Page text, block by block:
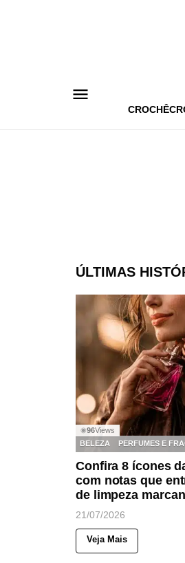
CROCHÊ
ÚLTIMAS
◉96Views
BELEZA
PERFUMES E
Confira 8 ícones
com notas que
de limpeza
21/07/2026
Veja Mais